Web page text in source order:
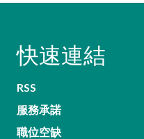
快速連結
RSS
服務承諾
職位空缺